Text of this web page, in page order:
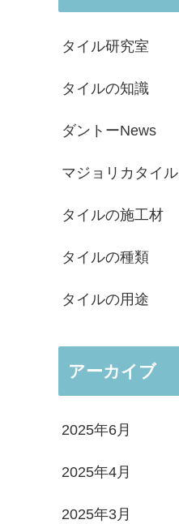
タイル研究室
タイルの知識
ダントーNews
マジョリカタイル
タイルの施工材
タイルの種類
タイルの用途
アーカイブ
2025年6月
2025年4月
2025年3月